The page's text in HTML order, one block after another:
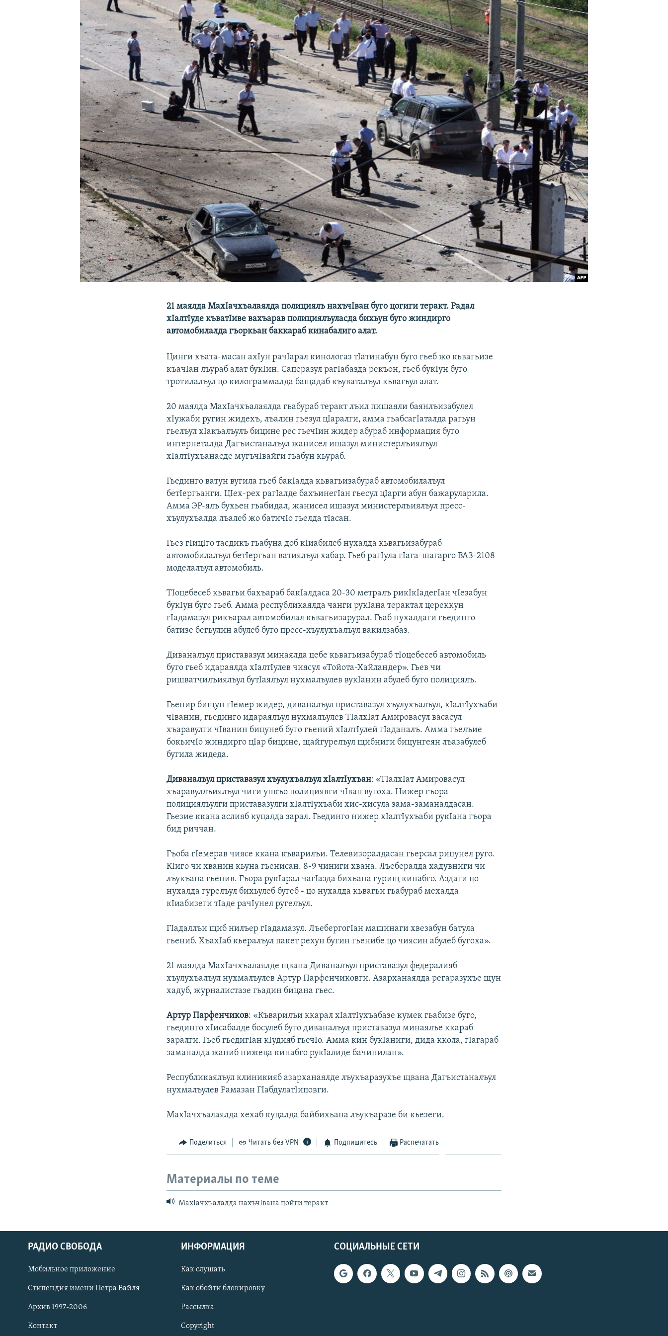
ПОДПИШИТЕСЬ НА РАССЫЛКУ
СОЦИАЛЬНЫЕ СЕТИ
21 маялда МахIачхъалаялда полициялъ нахъчIван буго цогиги теракт. Радал
хIалтIуде къватIиве вахъарав полициялъуласда бихьун буго жиндирго
автомобилалда гъоркьан баккараб кинабалиго алат.
Цинги хъата-масан ахIун рачIарал кинологаз тIатинабун буго гьеб жо кьвагьизе
къачIан лъураб алат букIин. Саперазул рагIабазда рекъон, гьеб букIун буго
тротилалъул цо килограммалда бащадаб къуваталъул кьвагьул алат.
20 маялда МахIачхъалаялда гьабураб теракт лъил пишаяли баянлъизабулел
хIужаби ругин жидехъ, лъалин гьезул цIаралги, амма гьабсагIаталда рагьун
гьелъул хIакъалъулъ бицине рес гьечIин жидер абураб информация буго
интернеталда Дагъистаналъул жанисел ишазул министерлъиялъул
хIалтIухъанасде мугъчIвайги гьабун кьураб.
Гьединго ватун вугила гьеб бакIалда кьвагьизабураб автомобилалъул
бетIергьанги. ЦIех-рех рагIалде бахъинегIан гьесул цIарги абун бажаруларила.
Амма ЭР-ялъ бухьен гьабидал, жанисел ишазул министерлъиялъул пресс-
хъулухъалда лъалеб жо батичIо гьелда тIасан.
Гьез гIицIго тасдикъ гьабуна доб кIиабилеб нухалда кьвагьизабураб
автомобилалъул бетIергьан ватиялъул хабар. Гьеб рагIула гIага-шагарго ВАЗ-2108
моделалъул автомобиль.
ТIоцебесеб кьвагьи бахъараб бакIалдаса 20-30 метралъ рикIкIадегIан чIезабун
букIун буго гьеб. Амма республикаялда чанги рукIана терактал цереккун
гIадамазул рикъарал автомобилал кьвагьизарурал. Гьаб нухалдаги гьединго
батизе бегьулин абулеб буго пресс-хъулухъалъул вакилзабаз.
Диваналъул приставазул минаялда цебе кьвагьизабураб тIоцебесеб автомобиль
буго гьеб идараялда хIалтIулев чиясул «Тойота-Хайландер». Гьев чи
ришватчилъиялъул бутIаялъул нухмалъулев вукIанин абулеб буго полициялъ.
Гьенир бищун гIемер жидер, диваналъул приставазул хъулухъалъул, хIалтIухъаби
чIванин, гьединго идараялъул нухмалъулев ТIалхIат Амировасул васасул
хъаравулги чIванин бицунеб буго гьений хIалтIулей гIаданалъ. Амма гьелъие
бокьичIо жиндирго цIар бицине, щайгурелъул щибниги бицунгеян лъазабулеб
бугила жидеда.
Диваналъул приставазул хъулухъалъул хIалтIухъан: «ТIалхIат Амировасул
хъаравуллъиялъул чиги ункъо полициявги чIван вугоха. Нижер гъора
полициялъулги приставазулги хIалтIухъаби хис-хисула зама-заманалдасан.
Гьезие ккана аслияб куцалда зарал. Гьединго нижер хIалтIухъаби рукIана гъора
бид риччан.
Гъоба гIемерав чиясе ккана къварилъи. Телевизоралдасан гьерсал рицунел руго.
КIиго чи хванин кьуна гьенисан. 8-9 чиниги хвана. Лъебералда хадувниги чи
лъукъана гьенив. Гъора рукIарал чагIазда бихьана гурищ кинабго. Аздаги цо
нухалда гурелъул бихьулеб бугеб - цо нухалда кьвагьи гьабураб мехалда
кIиабизеги тIаде рачIунел ругелъул.
ГIадаллъи щиб нилъер гIадамазул. ЛъебергогIан машинаги хвезабун батула
гьениб. ХъахIаб кьералъул пакет рехун бугин гьенибе цо чиясин абулеб бугоха».
21 маялда МахIачхъалаялде щвана Диваналъул приставазул федералияб
хъулухъалъул нухмалъулев Артур Парфенчиковги. Азарханаялда регаразухъе щун
хадуб, журналистазе гьадин бицана гьес.
Артур Парфенчиков: «Къварилъи ккарал хIалтIухъабазе кумек гьабизе буго,
гьединго хIисабалде босулеб буго диваналъул приставазул минаялъе ккараб
заралги. Гьеб гьедигIан кIудияб гьечIо. Амма кин букIаниги, дида ккола, гIагараб
заманалда жаниб нижеца кинабго рукIалиде бачинилан».
Республикаялъул клиникияб азарханаялде лъукъаразухъе щвана Дагъистаналъул
нухмалъулев Рамазан ГIабдулатIиповги.
МахIачхъалаялда хехаб куцалда байбихьана лъукъаразе би кьезеги.
Поделиться Читать без VPN Подпишитесь Распечатать
Материалы по теме
МахIачхъалалда нахъчIвана цойги теракт
СОЦИАЛЬНЫЕ СЕТИ
РАДИО СВОБОДА
Мобильное приложение
Стипендия имени Петра Вайля
Архив 1997-2006
Контакт
ИНФОРМАЦИЯ
Как слушать
Как обойти блокировку
Рассылка
Copyright